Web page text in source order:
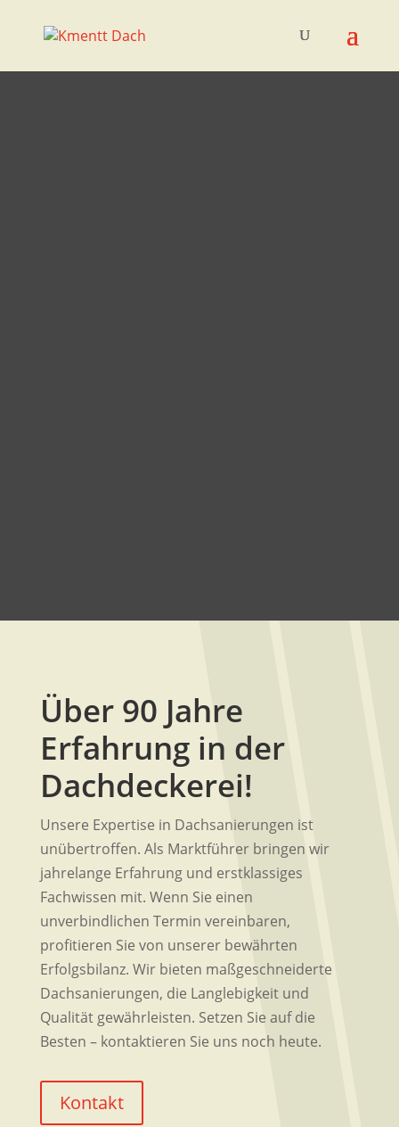
Über 90 Jahre
Erfahrung in der
Dachdeckerei!
Unsere Expertise in Dachsanierungen ist
unübertroffen. Als Marktführer bringen wir
jahrelange Erfahrung und erstklassiges
Fachwissen mit. Wenn Sie einen
unverbindlichen Termin vereinbaren,
profitieren Sie von unserer bewährten
Erfolgsbilanz. Wir bieten maßgeschneiderte
Dachsanierungen, die Langlebigkeit und
Qualität gewährleisten. Setzen Sie auf die
Besten – kontaktieren Sie uns noch heute.
Kontakt